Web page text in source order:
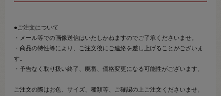
●ご注文について
・メール等での画像送信はいたしかねますのでご了承くださいませ。
・商品の特性等により、ご注文後にご連絡を差し上げることがございま
す。
・予告なく取り扱い終了、廃番、価格変更になる可能性がございます。
ご注文の際はお色、サイズ、種類等、ご確認の上ご注文くださいませ。